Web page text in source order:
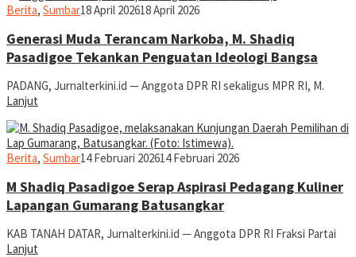
Berita, Sumbarjurnaldion
18 April 202618 April 2026
Generasi Muda Terancam Narkoba, M. Shadiq
Pasadigoe Tekankan Penguatan Ideologi Bangsa
PADANG, Jurnalterkini.id — Anggota DPR RI sekaligus MPR RI, M.
Lanjut
Berita, Sumbarjurnaldion
14 Februari 202614 Februari 2026
M Shadiq Pasadigoe Serap Aspirasi Pedagang Kuliner
Lapangan Gumarang Batusangkar
KAB TANAH DATAR, Jurnalterkini.id — Anggota DPR RI Fraksi Partai
Lanjut